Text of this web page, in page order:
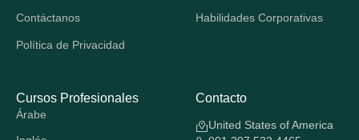
Contáctanos
Política de Privacidad
Habilidades Corporativas
Cursos Profesionales
Árabe
Contacto
United States of America